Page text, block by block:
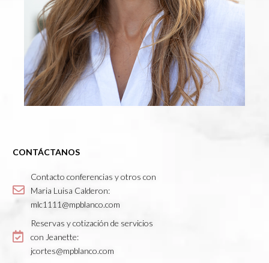
CONTÁCTANOS
Contacto conferencias y otros con
Maria Luisa Calderon:
mlc1111@mpblanco.com
Reservas y cotización de servicios
con Jeanette:
jcortes@mpblanco.com